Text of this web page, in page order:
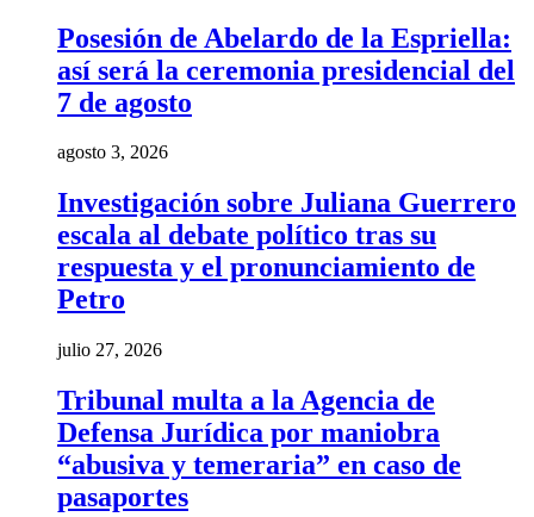
Posesión de Abelardo de la Espriella:
así será la ceremonia presidencial del
7 de agosto
agosto 3, 2026
Investigación sobre Juliana Guerrero
escala al debate político tras su
respuesta y el pronunciamiento de
Petro
julio 27, 2026
Tribunal multa a la Agencia de
Defensa Jurídica por maniobra
“abusiva y temeraria” en caso de
pasaportes